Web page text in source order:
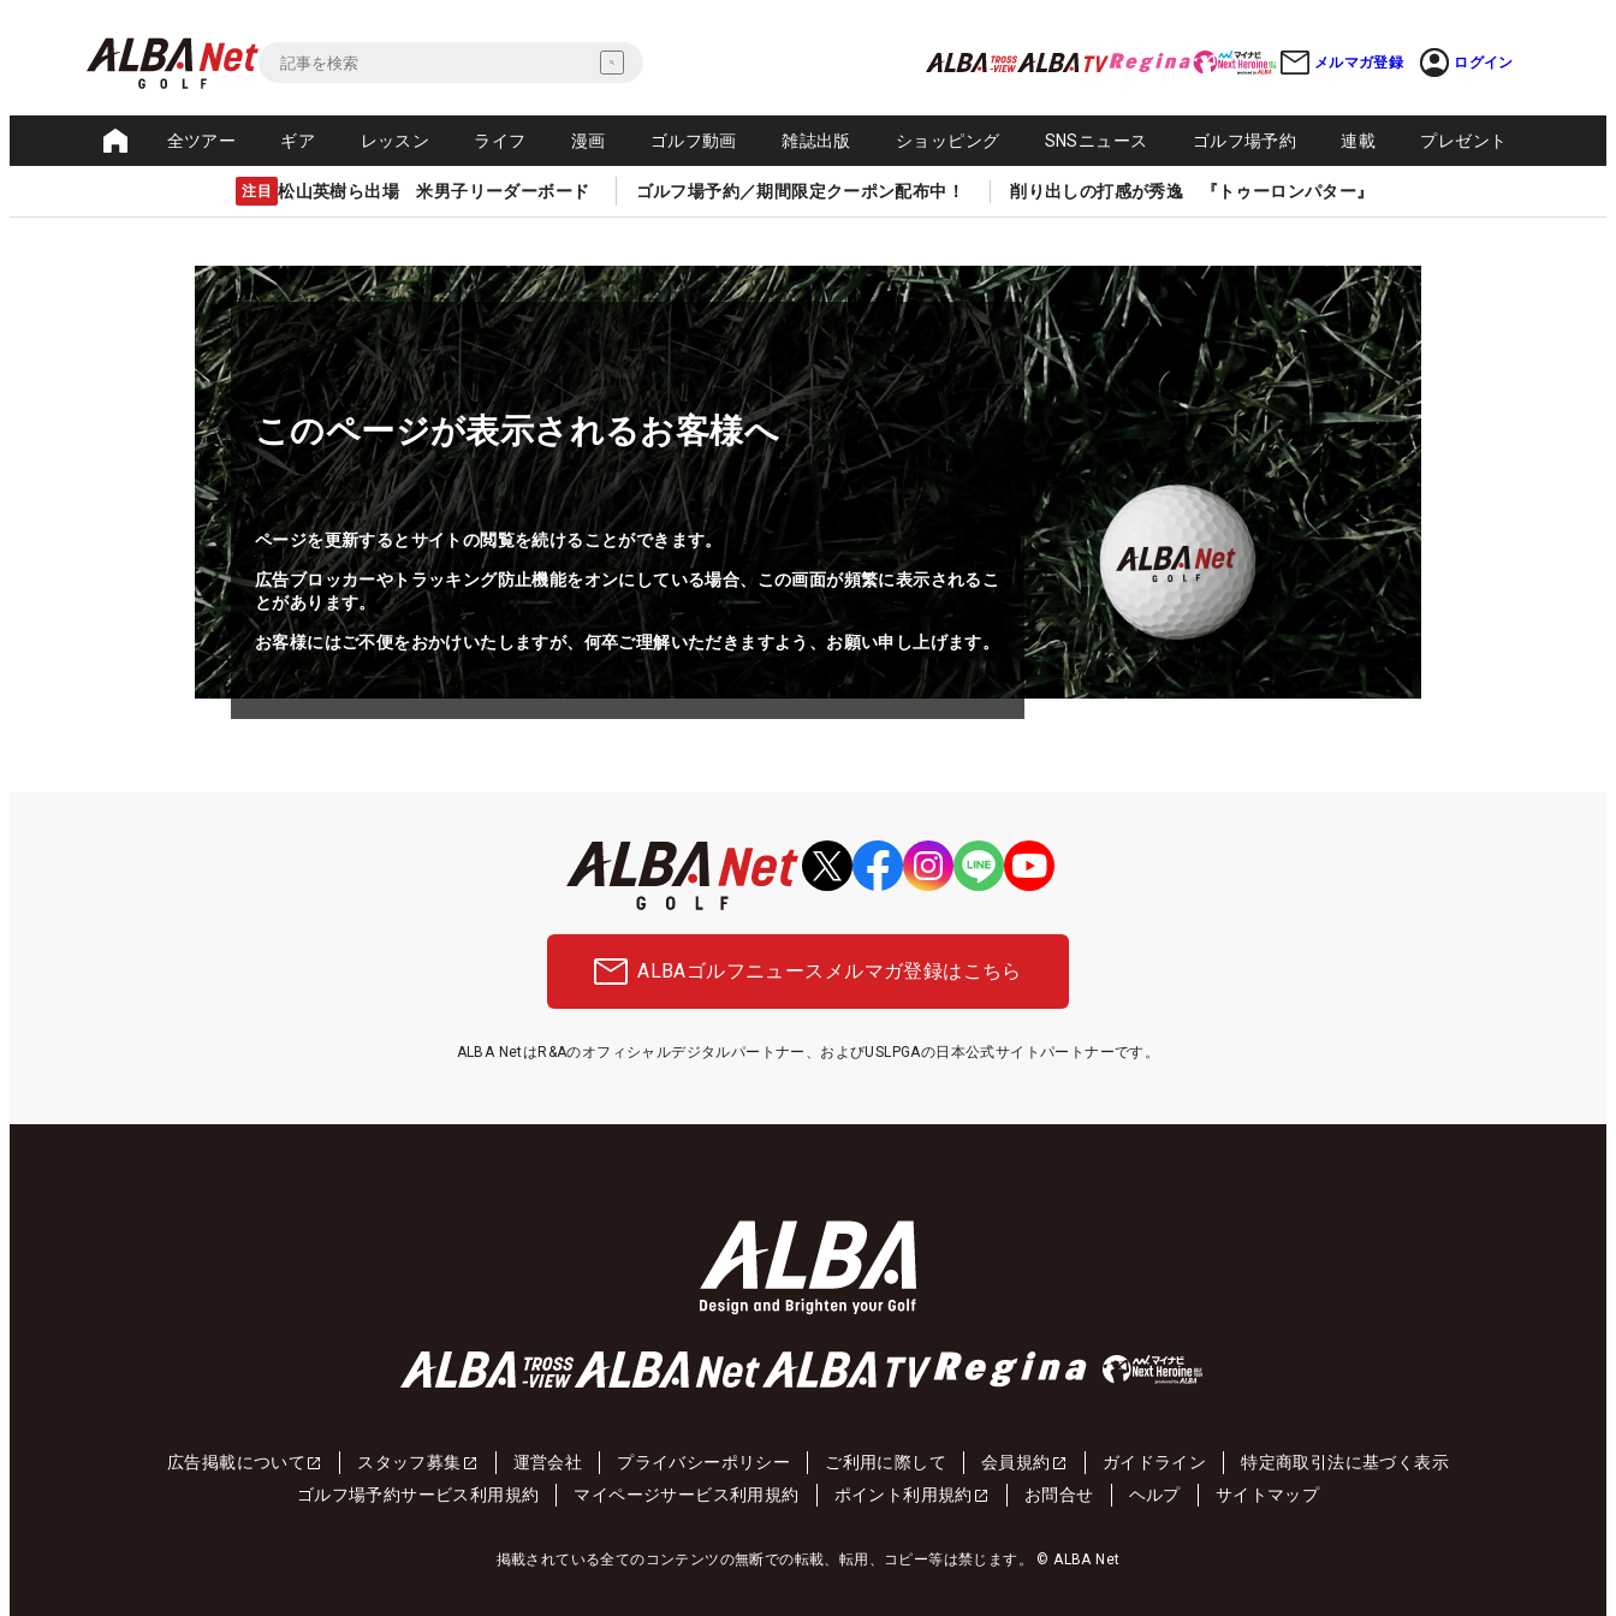
メルマガ登録 ログイン
全ツアー ギア レッスン ライフ 漫画 ゴルフ動画 雑誌出版 ショッピング SNSニュース ゴルフ場予約 連載 プレゼント
注目 松山英樹ら出場 米男子リーダーボード ゴルフ場予約／期間限定クーポン配布中！ 削り出しの打感が秀逸 『トゥーロンパター』
このページが表示されるお客様へ
ページを更新するとサイトの閲覧を続けることができます。
広告ブロッカーやトラッキング防止機能をオンにしている場合、この画面が頻繁に表示されるこ
とがあります。
お客様にはご不便をおかけいたしますが、何卒ご理解いただきますよう、お願い申し上げます。
ALBAゴルフニュース メルマガ登録はこちら
ALBA NetはR&Aのオフィシャルデジタルパートナー、およびUSLPGAの日本公式サイトパートナーです。
広告掲載について スタッフ募集 運営会社 プライバシーポリシー ご利用に際して 会員規約 ガイドライン
特定商取引法に基づく表示
ゴルフ場予約サービス利用規約
マイページサービス利用規約 ポイント利用規約 お問合せ ヘルプ サイトマップ
掲載されている全てのコンテンツの無断での転載、転用、コピー等は禁じます。 © ALBA Net